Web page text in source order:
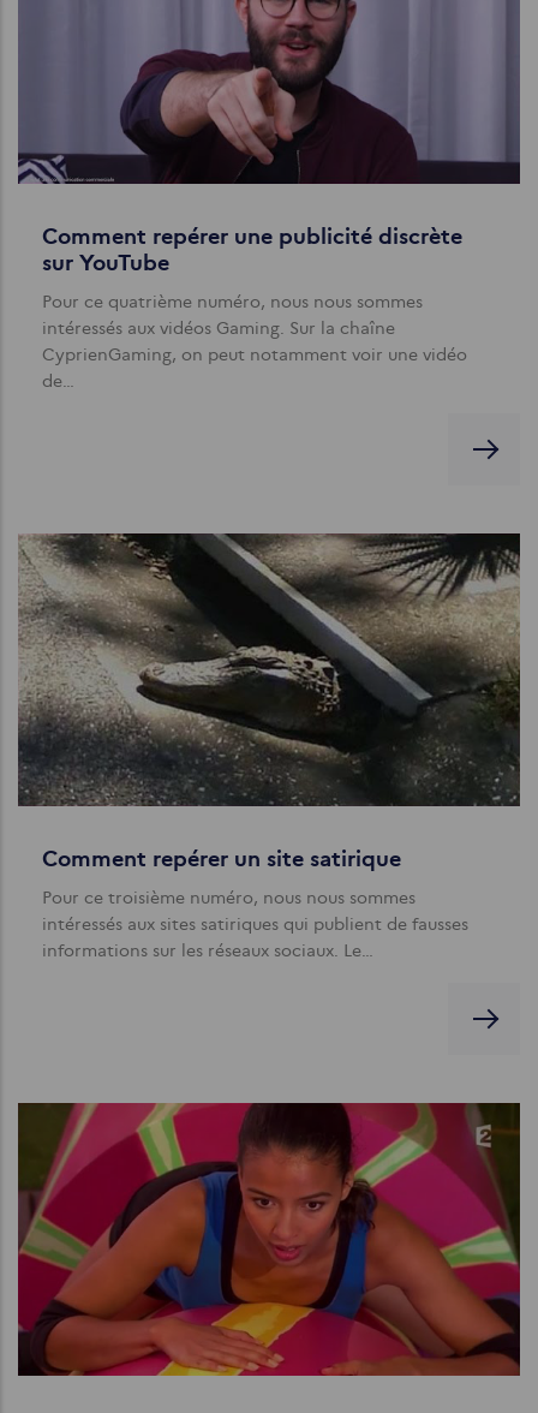
Comment repérer une publicité discrète
sur YouTube
Pour ce quatrième numéro, nous nous sommes
intéressés aux vidéos Gaming. Sur la chaîne
CyprienGaming, on peut notamment voir une vidéo
de…
Comment repérer un site satirique
Pour ce troisième numéro, nous nous sommes
intéressés aux sites satiriques qui publient de fausses
informations sur les réseaux sociaux. Le…